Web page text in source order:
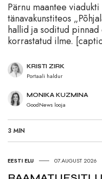
Pärnu maantee
tänavakunstiteos
hallid ja soditud pinnad
korrastatud ilme.
KRISTI ZIRK
Portaali haldur
MONIKA KUZMINA
GoodNews looja
3 MIN
EESTI ELU 07.AUGUST 2026